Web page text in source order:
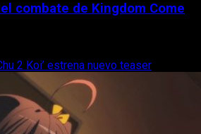
combate de Kingdom Come
2 Koi’ estrena nuevo teaser